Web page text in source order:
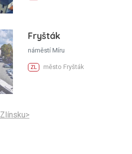
Fryšták
náměstí Míru
ZL město Fryšták